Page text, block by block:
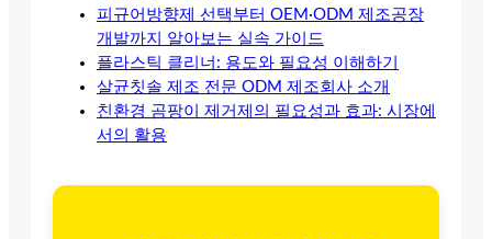
피규어방향제 선택부터 OEM·ODM 제조공장
개발까지 알아보는 실속 가이드
플라스틱 클리너: 용도와 필요성 이해하기
살균칫솔 제조 전문 ODM 제조회사 소개
친환경 곰팡이 제거제의 필요성과 효과: 시장에
서의 활용